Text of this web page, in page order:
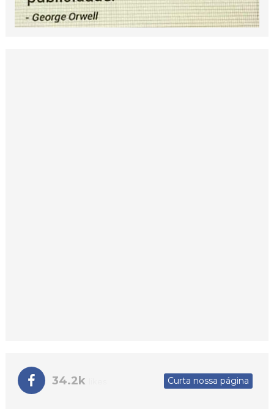
34.2k Curta nossa página